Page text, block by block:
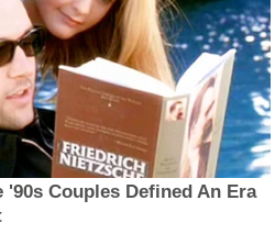
'90s Couples Defined An Era